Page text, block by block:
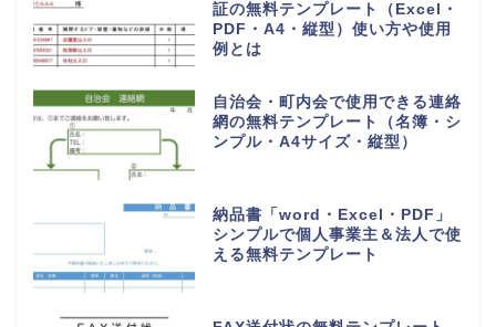
証の無料テンプレート（Excel・
PDF・A4・縦型）使い方や使用
例とは
自治会・町内会で使用できる連絡
網の無料テンプレート（名簿・シ
ンプル・A4サイズ・縦型）
納品書「word・Excel・PDF」
シンプルで個人事業主＆法人で使
える無料テンプレート